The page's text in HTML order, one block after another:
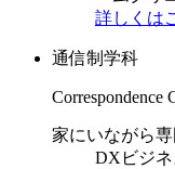
詳しくは
通信制学科
Correspondence
家にいながら
DXビジ